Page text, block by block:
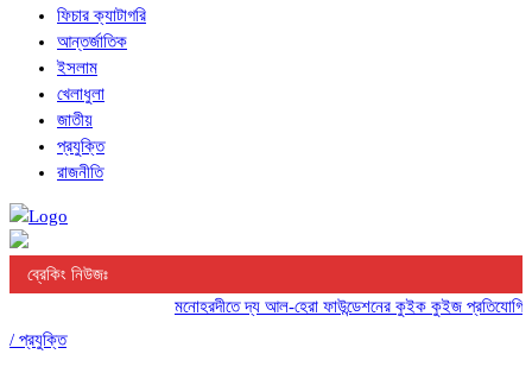
ফিচার ক্যাটাগরি
আন্তর্জাতিক
ইসলাম
খেলাধুলা
জাতীয়
প্রযুক্তি
রাজনীতি
ব্রেকিং নিউজঃ
মনোহরদীতে দ্য আল-হেরা ফাউন্ডেশনের কুইক কুইজ প্রতিযোগিতা অনুষ্ঠিত
/ প্রযুক্তি